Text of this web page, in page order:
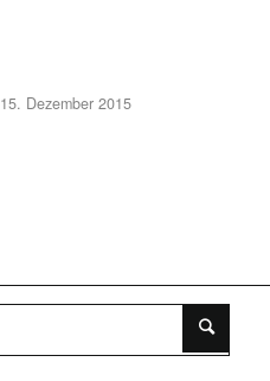
15. Dezember 2015